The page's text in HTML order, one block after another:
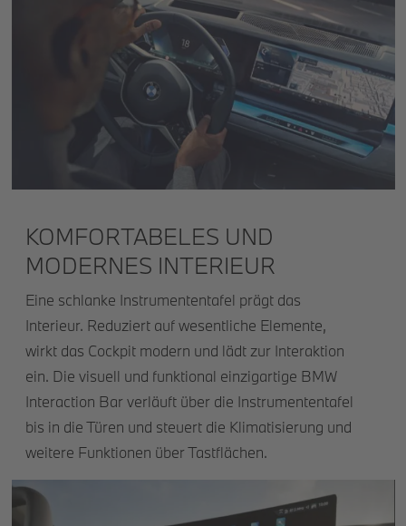
KOMFORTABELES UND
MODERNES INTERIEUR
Eine schlanke Instrumententafel prägt das
Interieur. Reduziert auf wesentliche Elemente,
wirkt das Cockpit modern und lädt zur Interaktion
ein. Die visuell und funktional einzigartige BMW
Interaction Bar verläuft über die Instrumententafel
bis in die Türen und steuert die Klimatisierung und
weitere Funktionen über Tastflächen.